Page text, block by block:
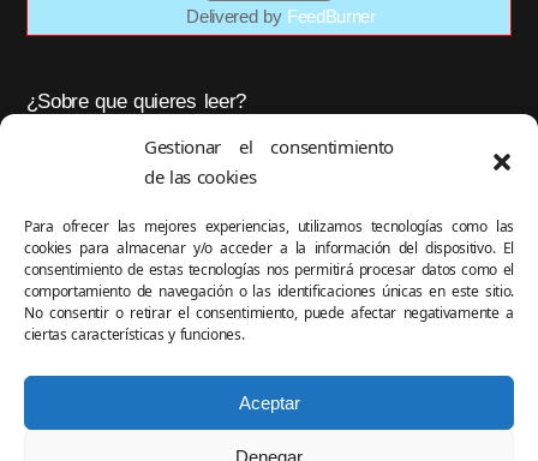
Gestionar el consentimiento
de las cookies
Para ofrecer las mejores experiencias, utilizamos tecnologías como las
cookies para almacenar y/o acceder a la información del dispositivo. El
consentimiento de estas tecnologías nos permitirá procesar datos como el
comportamiento de navegación o las identificaciones únicas en este sitio.
No consentir o retirar el consentimiento, puede afectar negativamente a
ciertas características y funciones.
Aceptar
Denegar
Delivered by FeedBurner
¿Sobre que quieres leer?
OK
Este blog se visualiza mejor con los navegadoresFirefoxyChrome